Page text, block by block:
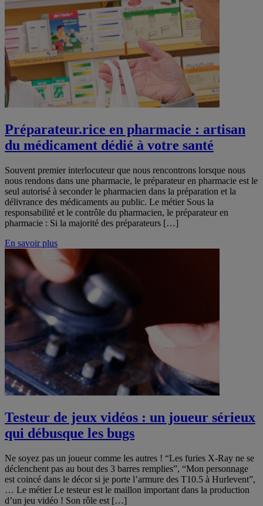
Préparateur.rice en pharmacie : artisan
du médicament dédié à votre santé
Souvent premier interlocuteur que nous rencontrons lorsque nous
nous rendons dans une pharmacie, le préparateur en pharmacie est le
seul autorisé à seconder le pharmacien dans la préparation et la
délivrance des médicaments au public. Le métier Sous la
responsabilité et le contrôle du pharmacien, le préparateur en
pharmacie : Si la majorité des préparateurs […]
En savoir plus
Testeur de jeux vidéos : un joueur sérieux
qui débusque les bugs
Ne soyez pas un joueur comme les autres ! “Les furies X-Ray ne se
déclenchent pas au bout des 3 barres remplies”, “Mon personnage
est coincé dans le décor si je porte l’armure des T10.5 à Hurlevent”,
… Le métier Le testeur est le maillon important dans la production
d’un jeu vidéo ! Son rôle est […]